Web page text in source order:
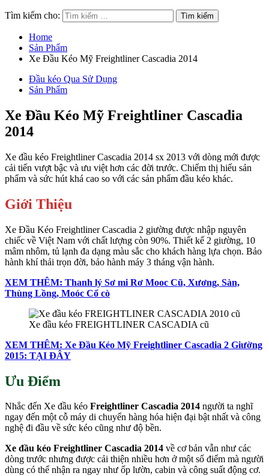
Tìm kiếm cho:
Home
Sản Phẩm
Xe Đầu Kéo Mỹ Freightliner Cascadia 2014
Đầu kéo Qua Sử Dụng
Sản Phẩm
Xe Đầu Kéo Mỹ Freightliner Cascadia
2014
Xe đầu kéo Freightliner Cascadia 2014 sx 2013 với dòng mới được
cải tiến vượt bậc và ưu việt hơn các đời trước. Chiếm thị hiếu sản
phẩm và sức hút khá cao so với các sản phẩm đầu kéo khác.
Giới Thiệu
Xe Đầu Kéo Freightliner Cascadia 2 giường được nhập nguyên
chiếc về Việt Nam với chất lượng còn 90%. Thiết kế 2 giường, 10
mâm nhôm, tủ lạnh đa dạng màu sắc cho khách hàng lựa chọn. Bảo
hành khí thải trọn đời, bảo hành máy 3 tháng vận hành.
XEM THÊM: Thanh lý Sơ mi Rơ Mooc Cũ, Xương, Sàn,
Thùng Lồng, Moóc Cổ cò
Xe đầu kéo FREIGHTLINER CASCADIA cũ
XEM THÊM: Xe Đầu Kéo Mỹ Freightliner Cascadia 2 Giường
2015: TẠI ĐÂY
Ưu Điểm
Nhắc đến Xe đầu kéo Freightliner Cascadia 2014 người ta nghĩ
ngay đến một cỗ máy di chuyển hàng hóa hiện đại bật nhất và công
nghệ đi đầu về sức kéo cũng như độ bền.
Xe đầu kéo Freightliner Cascadia 2014 về cơ bản vẫn như các
dòng trước nhưng được cải thiện nhiều hơn ở một số điểm mà người
dùng có thể nhận ra ngay như ốp lườn, cabin và công suất động cơ.